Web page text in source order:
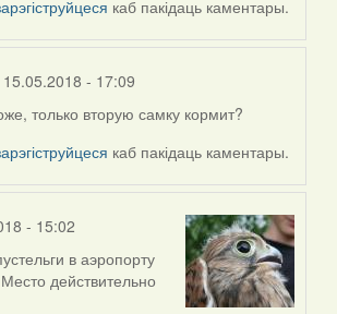
каб пакідаць каментары.
- 17:09
только вторую самку кормит?
каб пакідаць каментары.
- 15:02
в аэропорту
действительно